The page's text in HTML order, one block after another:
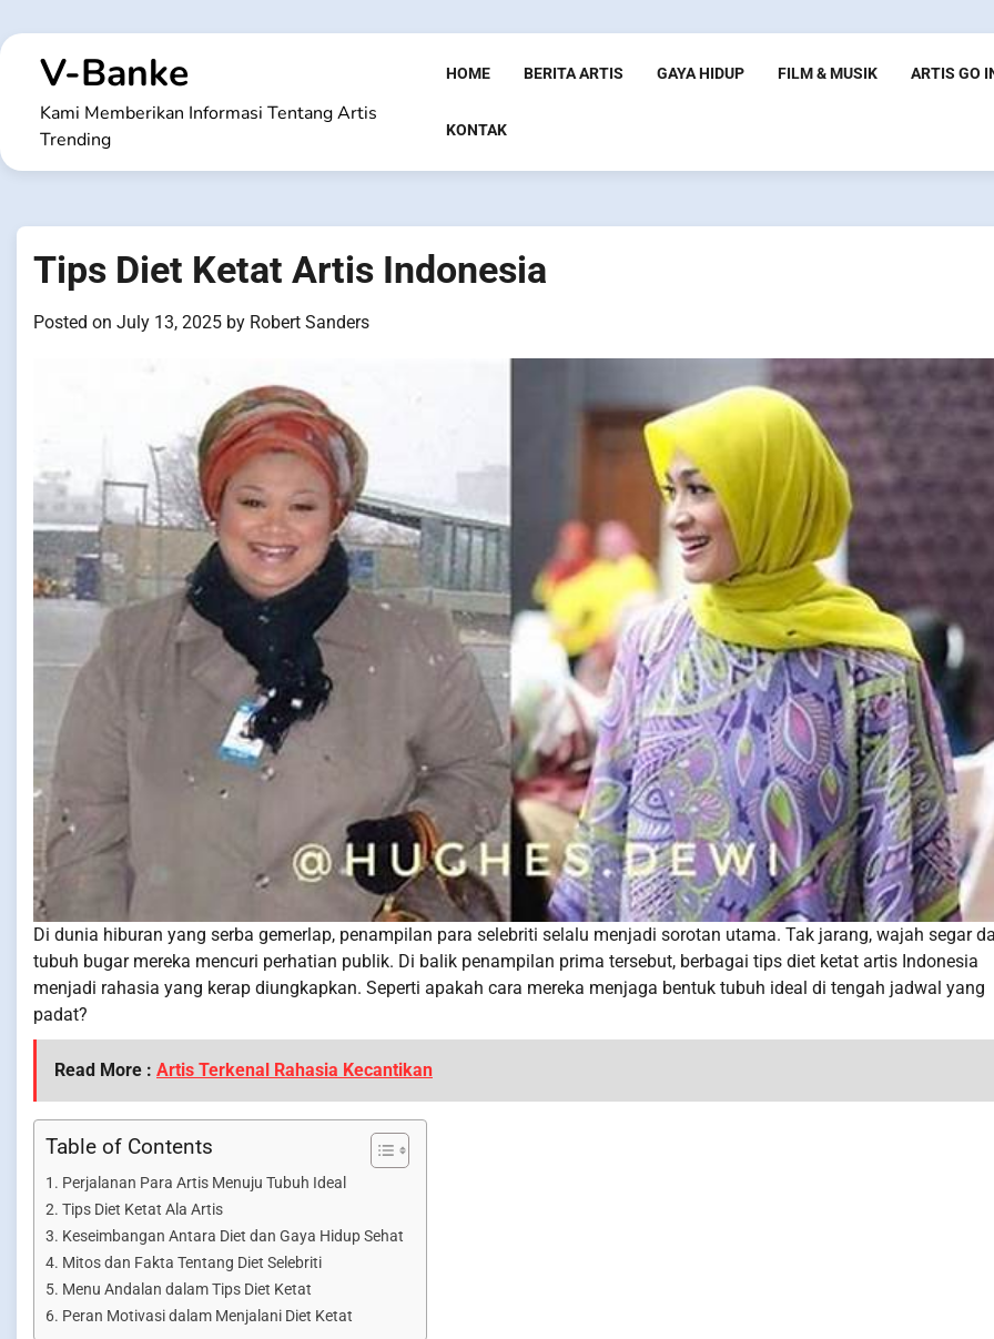
to
contentV-Banke
Kami Memberikan Informasi Tentang Artis
Trending
HOME BERITA ARTIS GAYA HIDUP FILM & MUSIK ARTIS GO
KONTAK
Tips Diet Ketat Artis Indonesia
Posted on July 13, 2025 by Robert Sanders
Di dunia hiburan yang serba gemerlap, penampilan para selebriti selalu menjadi sorotan utama. Tak jarang, wajah segar
tubuh bugar mereka mencuri perhatian publik. Di balik penampilan prima tersebut, berbagai tips diet ketat artis Indonesia
menjadi rahasia yang kerap diungkapkan. Seperti apakah cara mereka menjaga bentuk tubuh ideal di tengah jadwal yang
padat?
Read More : Artis Terkenal Rahasia Kecantikan
Table of Contents
Perjalanan Para Artis Menuju Tubuh Ideal
Tips Diet Ketat Ala Artis
Keseimbangan Antara Diet dan Gaya Hidup Sehat
Mitos dan Fakta Tentang Diet Selebriti
Menu Andalan dalam Tips Diet Ketat
Peran Motivasi dalam Menjalani Diet Ketat